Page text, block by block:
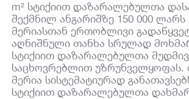
m² სტიქიით დაზარალებულთა
შექმნილ ანგარიშზე 150 000 ლარს
მერიასთან ერთობლივი
აღნიშნული თანხა სრულად
სტიქიით დაზარალებულთა
საცხოვრებლით უზრუნველყოფას.
მერია სისტემატიურად
სტიქიით დაზარალებულთა